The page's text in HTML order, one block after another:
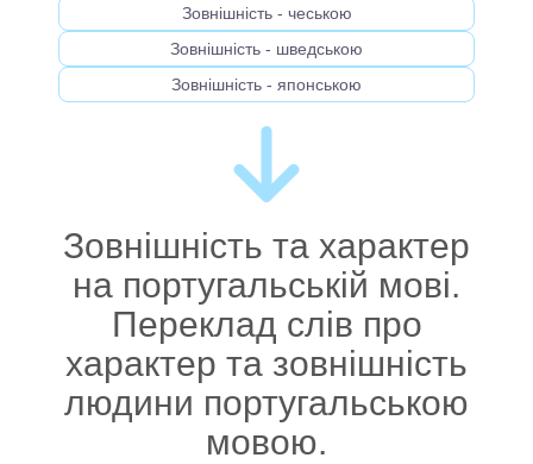
Зовнішність - чеською
Зовнішність - шведською
Зовнішність - японською
Зовнішність та характер
на португальській мові.
Переклад слів про
характер та зовнішність
людини португальською
мовою.